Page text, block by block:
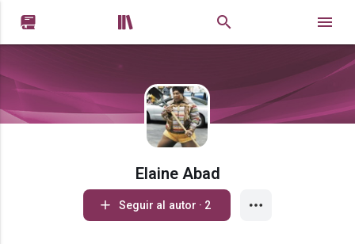
 
Elaine Abad
Seguir al autor · 2